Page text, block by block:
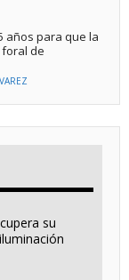
años para que la
de
su